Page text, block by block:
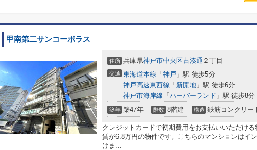
甲南第二サンコーポラス
住所 兵庫県神戸市中央区古湊通 ２丁目
交通 東海道本線 「 神戸 」駅 徒歩5分
神戸高速東西線 「 新開地 」駅 徒歩6分
神戸市海岸線 「 ハーバーランド 」駅 徒歩8分
築年 築47年 階数 8階建 構造 鉄筋コンクリー
クレジットカードで初期費用をお支払いいただけ
賃が6.8万円の物件です。こちらのマンションはイ
けま...